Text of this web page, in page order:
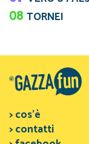
08 TORNEI
> cos'è
> contatti